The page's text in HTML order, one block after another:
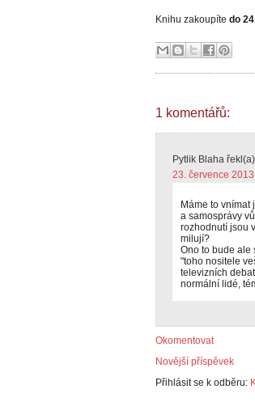
Knihu zakoupíte do
1 komentářů:
Pytlik Blaha
23. července
Máme to
a samosprávy
rozhodnutí jsou
milují?
Ono to bude ale
"toho nositele
televizních
normální lidé,
Okomentovat
Novější příspěvek
Přihlásit se k odběru: